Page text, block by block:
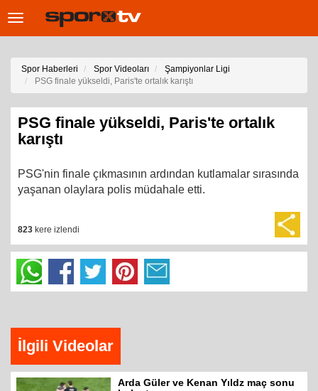
Toggle
Spor Haberleri Spor Videoları
Şampiyonlar Ligi
PSG finale yükseldi, Paris'te ortalık karıştı
PSG finale yükseldi, Paris'te ortalık
karıştı
PSG'nin finale çıkmasının ardından kutlamalar sırasında
yaşanan olaylara polis müdahale etti.
823 kere izlendi
İlgili Videolar
Arda Güler ve Kenan Yıldz maç sonu